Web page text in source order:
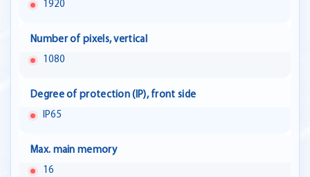
1920
Number of pixels, vertical
1080
Degree of protection (IP), front side
IP65
Max. main memory
16